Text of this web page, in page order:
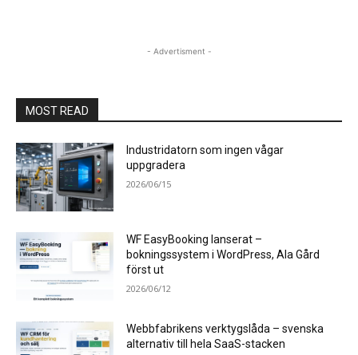
- Advertisment -
MOST READ
Industridatorn som ingen vågar
uppgradera
2026/06/15
WF EasyBooking lanserat –
bokningssystem i WordPress, Ala Gård
först ut
2026/06/12
Webbfabrikens verktygslåda – svenska
alternativ till hela SaaS-stacken